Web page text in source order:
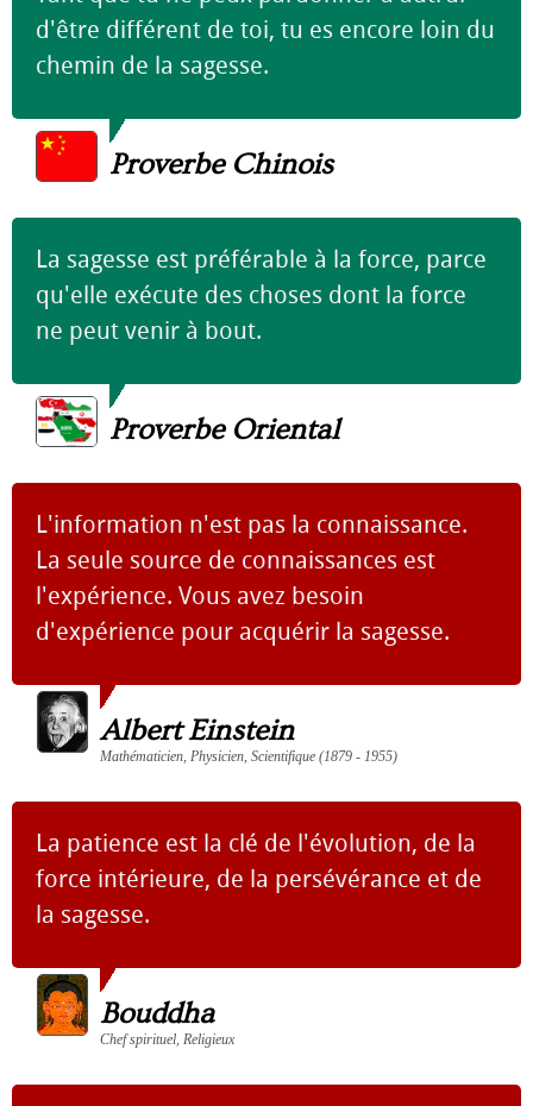
d'être différent de toi, tu es encore loin du
chemin de la sagesse.
Proverbe Chinois
La sagesse est préférable à la force, parce
qu'elle exécute des choses dont la force
ne peut venir à bout.
Proverbe Oriental
L'information n'est pas la connaissance.
La seule source de connaissances est
l'expérience. Vous avez besoin
d'expérience pour acquérir la sagesse.
Albert Einstein
Mathématicien, Physicien, Scientifique (1879 - 1955)
La patience est la clé de l'évolution, de la
force intérieure, de la persévérance et de
la sagesse.
Bouddha
Chef spirituel, Religieux